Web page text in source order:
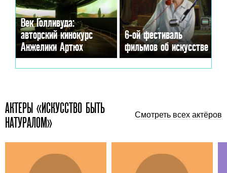
Век Голливуда:
авторский кинокурс
Анжелики Артюх
6-ой фестиваль
фильмов об искусстве
АКТЕРЫ «ИСКУССТВО БЫТЬ
НАТУРАЛОМ»
Смотреть всех актёров